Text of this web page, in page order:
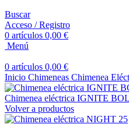
Buscar
Acceso / Registro
0 artículos 0,00 €
Menú
0 artículos 0,00 €
Inicio Chimeneas Chimenea
Chimenea eléctrica IGNITE
Volver a productos